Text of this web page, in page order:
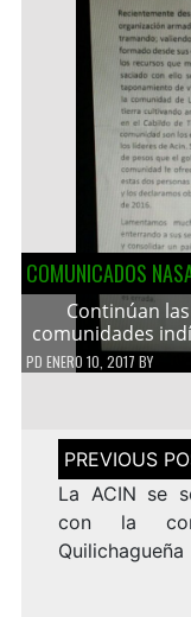
COMUNICADOS
Continúan
comunidades
PD ENERO 10, 2017 BY
Navegación
de
entradas
La ACIN se
con la
Quilichagueña